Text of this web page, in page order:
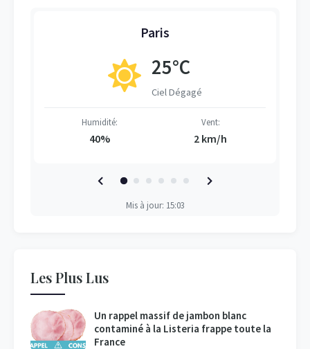
Paris
25°C
Ciel Dégagé
Humidité:
40%
Vent:
2 km/h
Mis à jour: 15:03
Les Plus Lus
Un rappel massif de jambon blanc
contaminé à la Listeria frappe toute la
France